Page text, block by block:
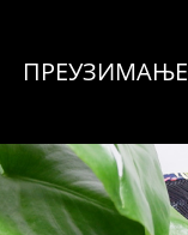
ПРЕУЗИМАЊЕ